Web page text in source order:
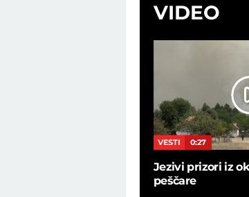
VIDEO
VESTI 0:27
Jezivi prizori iz
peščare